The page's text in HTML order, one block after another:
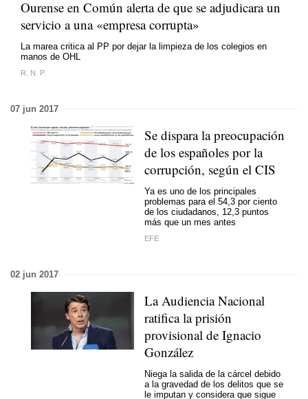
Ourense en Común alerta de que se adjudicara un
servicio a una «empresa corrupta»
La marea critica al PP por dejar la limpieza de los colegios en
manos de OHL
R. N. P.
07 jun 2017
Se dispara la preocupación
de los españoles por la
corrupción, según el CIS
Ya es uno de los principales
problemas para el 54,3 por ciento
de los ciudadanos, 12,3 puntos
más que un mes antes
EFE
02 jun 2017
La Audiencia Nacional
ratifica la prisión
provisional de Ignacio
González
Niega la salida de la cárcel debido
a la gravedad de los delitos que se
le imputan y considera que sigue